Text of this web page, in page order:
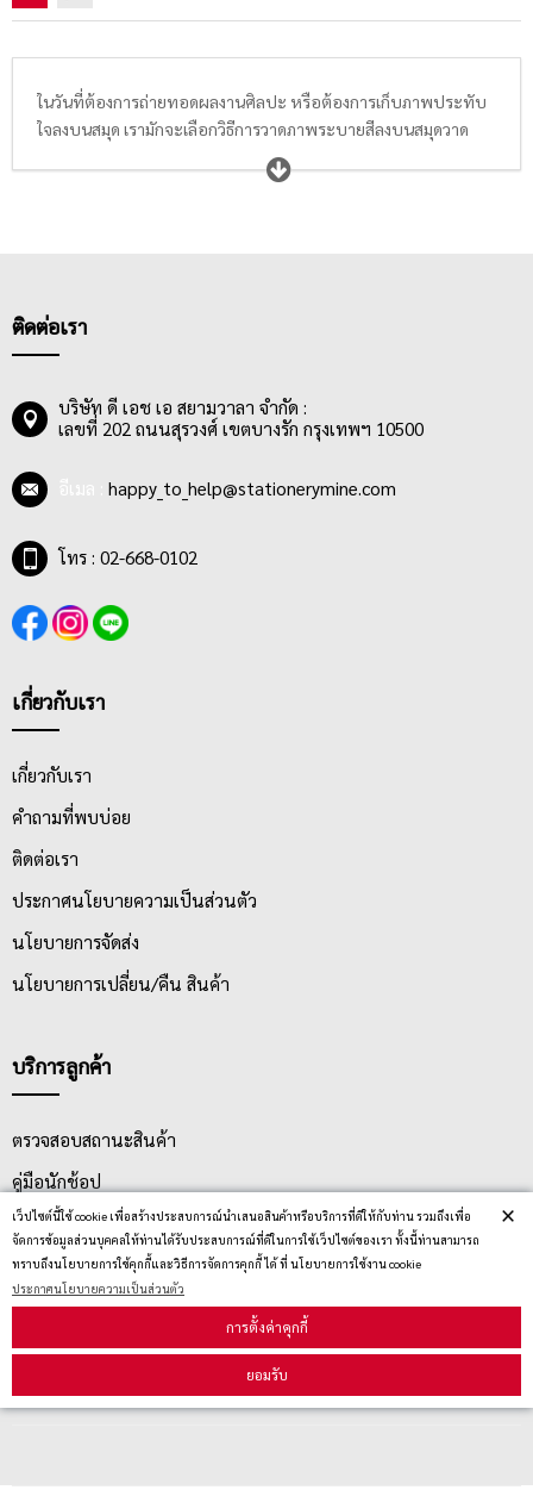
เว็ปไซต์นี้ใช้ cookie เพื่อสร้างประสบการณ์นำเสนอสินค้าหรือบริการที่ดีให้กับท่าน รวมถึงเพื่อ
จัดการข้อมูลส่วนบุคคลให้ท่านได้รับประสบการณ์ที่ดีในการใช้เว็ปไซต์ของเรา ทั้งนี้ท่านสามารถ
ทราบถึงนโยบายการใช้คุกกี้และวิธีการจัดการคุกกี้ ได้ ที่ นโยบายการใช้งาน cookie
ประกาศนโยบายความเป็นส่วนตัว
การตั้งค่าคุกกี้
ยอมรับ
×
ในวันที่ต้องการถ่ายทอดผลงานศิลปะ หรือต้องการเก็บภาพประทับ
ใจลงบนสมุด เรามักจะเลือกวิธีการวาดภาพระบายสีลงบนสมุดวาด
ภาพ สมุดระบายสี สมุดฝึกหัดวาดภาพระบายสี สมุดสเก็ตช์ สมุดฉีด
วาดภาพ หรือสมุดไดอารี่ประจำตัว ที่ปัจจุบันมีให้เลือกซื้อหลาก
ในการรองรับน้ำไม่เท่ากัน เช่น กระดาษที่เหมาะกับระบายสีน้ำ,
สมุดวาดภาพระบายสีให้เหมาะกับสีที่ต้องการใช้ และเทคนิคต่างๆที่
ต้องการประยุกต์ลงบนผลงานที่วางแผนไว้
ติดต่อเรา
บริษัท ดี เอช เอ สยามวาลา จำกัด :
เลขที่ 202 ถนนสุรวงศ์ เขตบางรัก กรุงเทพฯ 10500
happy_to_help@stationerymine.com
โทร : 02-668-0102
เกี่ยวกับเรา
เกี่ยวกับเรา
คำถามที่พบบ่อย
ติดต่อเรา
ประกาศนโยบายความเป็นส่วนตัว
นโยบายการจัดส่ง
นโยบายการเปลี่ยน/คืน สินค้า
บริการลูกค้า
ตรวจสอบสถานะสินค้า
คู่มือนักช้อป
วิธีลบคุกกี้
สมัครรับข่าวสาร
รับข่าวสาร